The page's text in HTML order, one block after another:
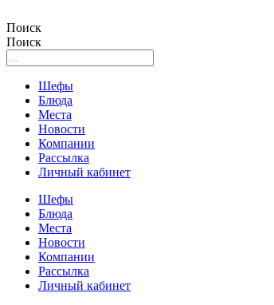
Поиск
Поиск
Шефы
Блюда
Места
Новости
Компании
Рассылка
Личный кабинет
Шефы
Блюда
Места
Новости
Компании
Рассылка
Личный кабинет